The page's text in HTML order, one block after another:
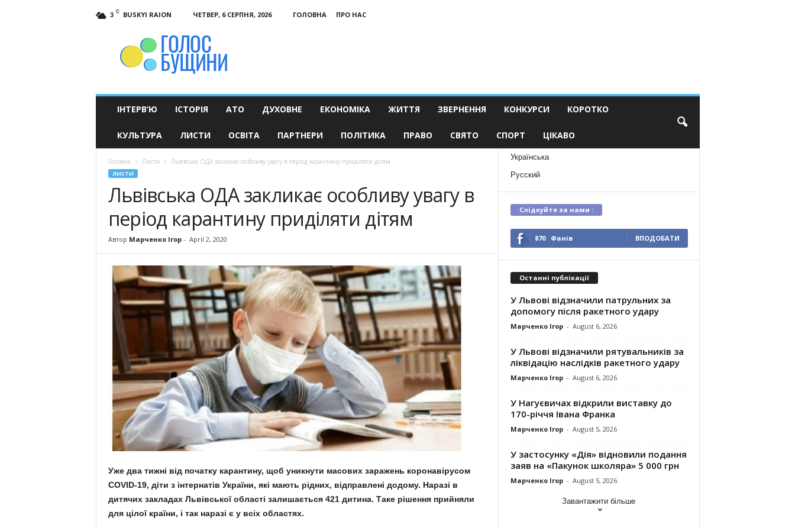
3 C BUSKYI RAION ЧЕТВЕР, 6 СЕРПНЯ, 2026 ГОЛОВНА
ПРО НАС
ІНТЕРВ’Ю ІСТОРІЯ АТО ДУХОВНЕ ЕКОНОМІКА ЖИТТЯ ЗВЕРНЕННЯ КОНКУРСИ КОРОТКО
КУЛЬТУРА ЛИСТИ ОСВІТА ПАРТНЕРИ ПОЛІТИКА ПРАВО СВЯТО СПОРТ ЦІКАВО
Головна Листи Львівська ОДА закликає особливу увагу в період карантину приділяти дітям
ЛИСТИ
Львівська ОДА закликає особливу увагу в
період карантину приділяти дітям
Автор Марченко Ігор- April 2, 2020
Уже два тижні від початку карантину, щоб уникнути масових заражень коронавірусом
COVID-19, діти з інтернатів України, які мають рідних, відправлені додому. Наразі в
дитячих закладах Львівської області залишається 421 дитина. Таке рішення прийняли
для цілої країни, і так наразі є у всіх областях.
Українська
Русский
Слідкуйте за нами :
870 Фанів ВПОДОБАТИ
Останні публікації
У Львові відзначили патрульних за
допомогу після ракетного удару
Марченко Ігор - August 6, 2026
У Львові відзначили рятувальників за
ліквідацію наслідків ракетного удару
Марченко Ігор - August 6, 2026
У Нагуєвичах відкрили виставку до
170-річчя Івана Франка
Марченко Ігор - August 5, 2026
У застосунку «Дія» відновили подання
заяв на «Пакунок школяра» 5 000 грн
Марченко Ігор - August 5, 2026
Завантажити більше